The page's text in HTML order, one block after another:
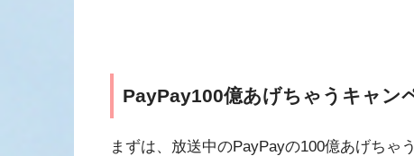
PayPay100億あげちゃうキャン
まずは、放送中のPayPayの100億あげちゃ